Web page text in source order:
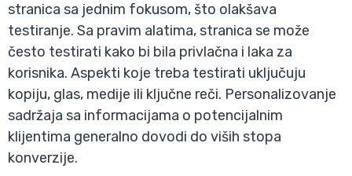
stranica sa jednim fokusom, što olakšava
testiranje. Sa pravim alatima, stranica se može
često testirati kako bi bila privlačna i laka za
korisnika. Aspekti koje treba testirati uključuju
kopiju, glas, medije ili ključne reči. Personalizovanje
sadržaja sa informacijama o potencijalnim
klijentima generalno dovodi do viših stopa
konverzije.